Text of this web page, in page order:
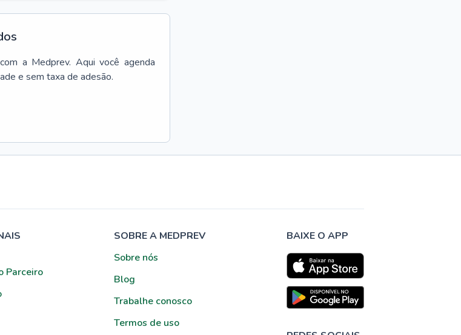
a Medprev. Aqui você agenda
e sem taxa de adesão.
Parceiro
SOBRE A MEDPREV
Sobre nós
Blog
Trabalhe conosco
Termos de uso
BAIXE O APP